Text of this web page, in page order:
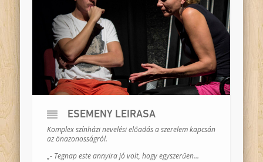
ESEMÉNY LEÍRÁSA
Komplex színházi nevelési előadás a szerelem kapcsán
az önazonosságról.
„- Tegnap este annyira jó volt, hogy egyszerűen…